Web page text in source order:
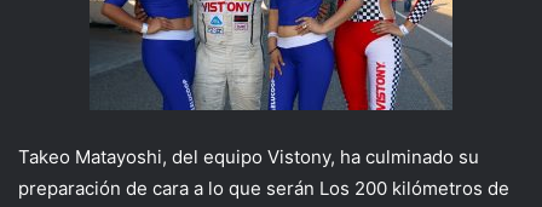
Takeo Matayoshi, del equipo Vistony, ha culminado su
preparación de cara a lo que serán Los 200 kilómetros de